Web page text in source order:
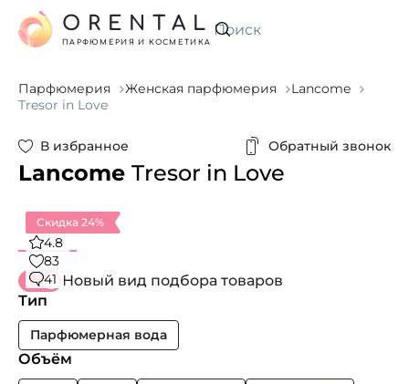
Искать
ORENTAL
ПАРФЮМЕРИЯ И КОСМЕТИКА
Парфюмерия Женская парфюмерия
Lancome
Tresor in Love
В избранное Обратный звонок
Lancome Tresor in Love
Скидка 24%
4.8
83
41 Новый вид подбора товаров
Тип
Парфюмерная вода
Объём